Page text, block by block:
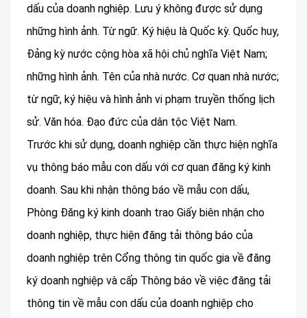
dấu của doanh nghiệp. Lưu ý không được sử dụng
những hình ảnh. Từ ngữ. Ký hiệu là Quốc kỳ. Quốc huy,
Đảng kỳ nước cộng hòa xã hội chủ nghĩa Việt Nam;
những hình ảnh. Tên của nhà nước. Cơ quan nhà nước;
từ ngữ, ký hiệu và hình ảnh vi phạm truyền thống lịch
sử. Văn hóa. Đạo đức của dân tộc Việt Nam.
Trước khi sử dụng, doanh nghiệp cần thực hiện nghĩa
vụ thông báo mẫu con dấu với cơ quan đăng ký kinh
doanh. Sau khi nhận thông báo về mẫu con dấu,
Phòng Đăng ký kinh doanh trao Giấy biên nhận cho
doanh nghiệp, thực hiện đăng tải thông báo của
doanh nghiệp trên Cổng thông tin quốc gia về đăng
ký doanh nghiệp và cấp Thông báo về việc đăng tải
thông tin về mẫu con dấu của doanh nghiệp cho